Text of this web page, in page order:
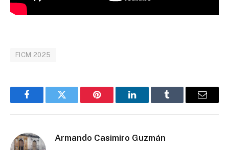
FICM 2025
FacebookTwitter Pinterest LinkedInTumblr Email
Armando Casimiro Guzmán